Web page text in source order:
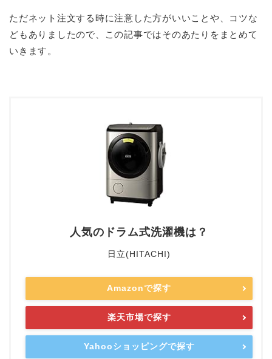
ただネット注文する時に注意した方がいいことや、コツな
どもありましたので、この記事ではそのあたりをまとめて
いきます。
人気のドラム式洗濯機は？
日立(HITACHI)
Amazonで探す
楽天市場で探す
Yahooショッピングで探す